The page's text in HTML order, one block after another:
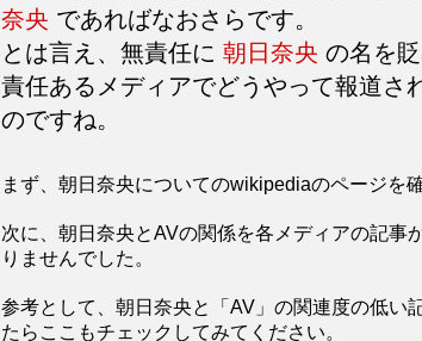
奈央 であればなおさらです。
とは言え、無責任に 朝日奈央 の名を
責任あるメディアでどうやって報道さ
のですね。
まず、朝日奈央についてのwikipediaのページを
次に、朝日奈央とAVの関係を各メディアの記事
りませんでした。
参考として、朝日奈央と「AV」の関連度の低い
たらここもチェックしてみてください。